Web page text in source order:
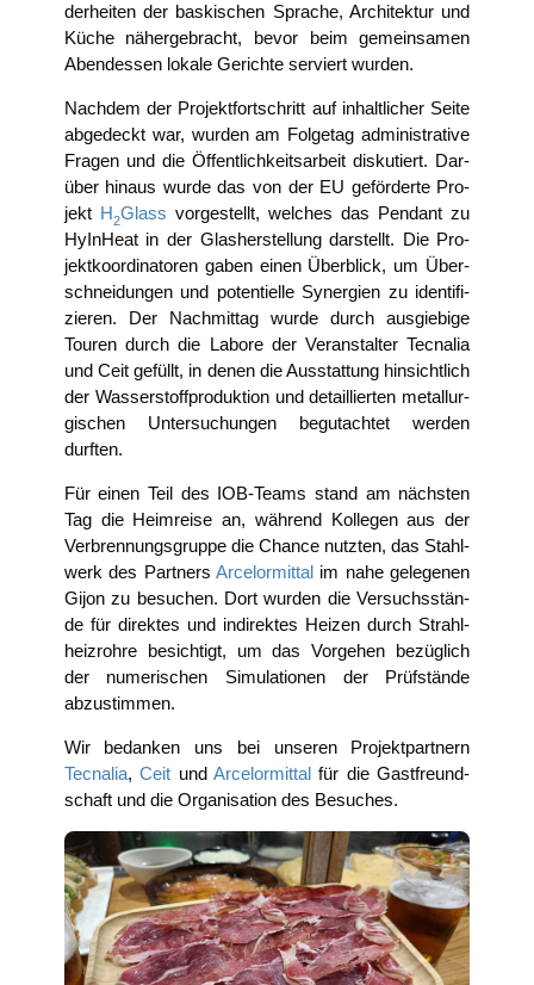
der­hei­ten der bas­ki­schen Spra­che, Archi­tek­tur und
Küche näher­ge­bracht, bevor beim gemein­sa­men
Abend­essen loka­le Gerich­te ser­viert wurden.
Nach­dem der Pro­jekt­fort­schritt auf inhalt­li­cher Sei­te
abge­deckt war, wur­den am Fol­ge­tag admi­nis­tra­ti­ve
Fra­gen und die Öffent­lich­keits­ar­beit dis­ku­tiert. Dar­
über hin­aus wur­de das von der EU geför­der­te Pro­
jekt H2Glass vor­ge­stellt, wel­ches das Pen­dant zu
HyIn­Heat in der Glas­her­stel­lung dar­stellt. Die Pro­
jekt­ko­or­di­na­to­ren gaben einen Über­blick, um Über­
schnei­dun­gen und poten­ti­el­le Syn­er­gien zu iden­ti­fi­
zie­ren. Der Nach­mit­tag wur­de durch aus­gie­bi­ge
Tou­ren durch die Labo­re der Ver­an­stal­ter Tecna­lia
und Ceit gefüllt, in denen die Aus­stat­tung hin­sicht­lich
der Was­ser­stoff­pro­duk­ti­on und detail­lier­ten metall­ur­
gi­schen Unter­su­chun­gen begut­ach­tet wer­den
durften.
Für einen Teil des IOB-Teams stand am nächs­ten
Tag die Heim­rei­se an, wäh­rend Kol­le­gen aus der
Ver­bren­nungs­grup­pe die Chan­ce nutz­ten, das Stahl­
werk des Part­ners Arce­lor­mit­tal im nahe gele­ge­nen
Gijon zu besu­chen. Dort wur­den die Ver­suchs­stän­
de für direk­tes und indi­rek­tes Hei­zen durch Strahl­
heiz­roh­re besich­tigt, um das Vor­ge­hen bezüg­lich
der nume­ri­schen Simu­la­tio­nen der Prüf­stän­de
abzustimmen.
Wir bedan­ken uns bei unse­ren Pro­jekt­part­nern
Tecna­lia,Ceit undArce­lor­mit­tal für die Gast­freund­
schaft und die Orga­ni­sa­ti­on des Besuches.